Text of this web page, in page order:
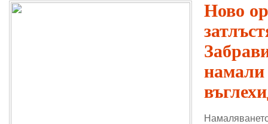
Ново
намали